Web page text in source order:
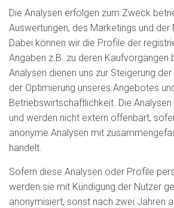
Die Analysen erfolgen zum Zweck
Auswertungen, des Marketings und der
Dabei können wir die Profile der
Angaben z.B. zu deren Kaufvorgängen
Analysen dienen uns zur Steigerung
der Optimierung unseres Angebotes
Betriebswirtschaftlichkeit. Die Analysen
und werden nicht extern offenbart,
anonyme Analysen mit
handelt.
Sofern diese Analysen oder Profile
werden sie mit Kündigung der Nutzer
anonymisiert, sonst nach zwei Jahren